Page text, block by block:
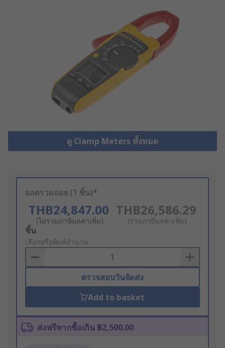
ดู Clamp Meters ทั้งหมด
ยอดรวมย่อย (1 ชิ้น)*
THB24,847.00
(ไม่รวมภาษีมูลค่าเพิ่ม)
THB26,586.29
(รวมภาษีมูลค่าเพิ่ม)
Add
to
Basket
ชิ้น
เลือกหรือพิมพ์จำนวน
ตรวจสอบวันจัดส่ง
Add to basket
ส่งฟรีหากซื้อเกิน ฿2,500.00